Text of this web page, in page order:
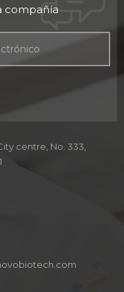
compañía
centre, No. 333,